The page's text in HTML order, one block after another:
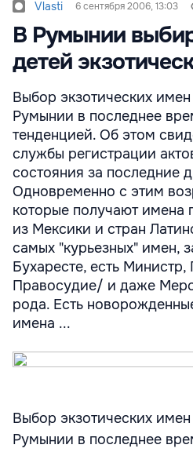
Vlasti 6 сентября 2006, 13:03
В Румынии
детей
Выбор экзотических
Румынии в последнее
тенденцией. Об этом
службы регистрации
состояния за последние
Одновременно с этим
которые получают имена
из Мексики и стран
самых "курьезных" имен,
Бухаресте, есть
Правосудие/ и даже
рода. Есть
имена ...
Выбор экзотических
Румынии в последнее